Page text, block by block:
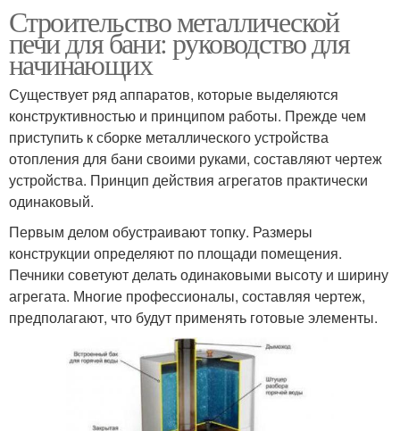
Строительство металлической
печи для бани: руководство для
начинающих
Существует ряд аппаратов, которые выделяются
конструктивностью и принципом работы. Прежде чем
приступить к сборке металлического устройства
отопления для бани своими руками, составляют чертеж
устройства. Принцип действия агрегатов практически
одинаковый.
Первым делом обустраивают топку. Размеры
конструкции определяют по площади помещения.
Печники советуют делать одинаковыми высоту и ширину
агрегата. Многие профессионалы, составляя чертеж,
предполагают, что будут применять готовые элементы.